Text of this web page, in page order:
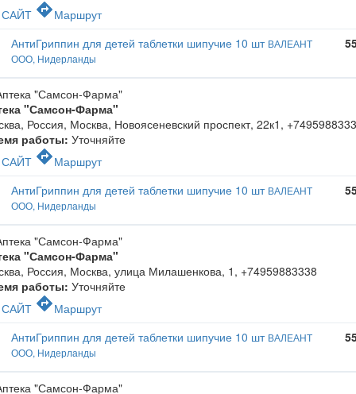
САЙТ directionsМаршрут
АнтиГриппин для детей таблетки шипучие 10 шт ВАЛЕАНТ
ООО, Нидерланды
"Самсон-Фарма"
Россия, Москва, Новоясеневский проспект, 22к1 ,
работы: Уточняйте
САЙТ directionsМаршрут
АнтиГриппин для детей таблетки шипучие 10 шт ВАЛЕАНТ
ООО, Нидерланды
"Самсон-Фарма"
Россия, Москва, улица Милашенкова, 1 , +74959883338
работы: Уточняйте
САЙТ directionsМаршрут
АнтиГриппин для детей таблетки шипучие 10 шт ВАЛЕАНТ
ООО, Нидерланды